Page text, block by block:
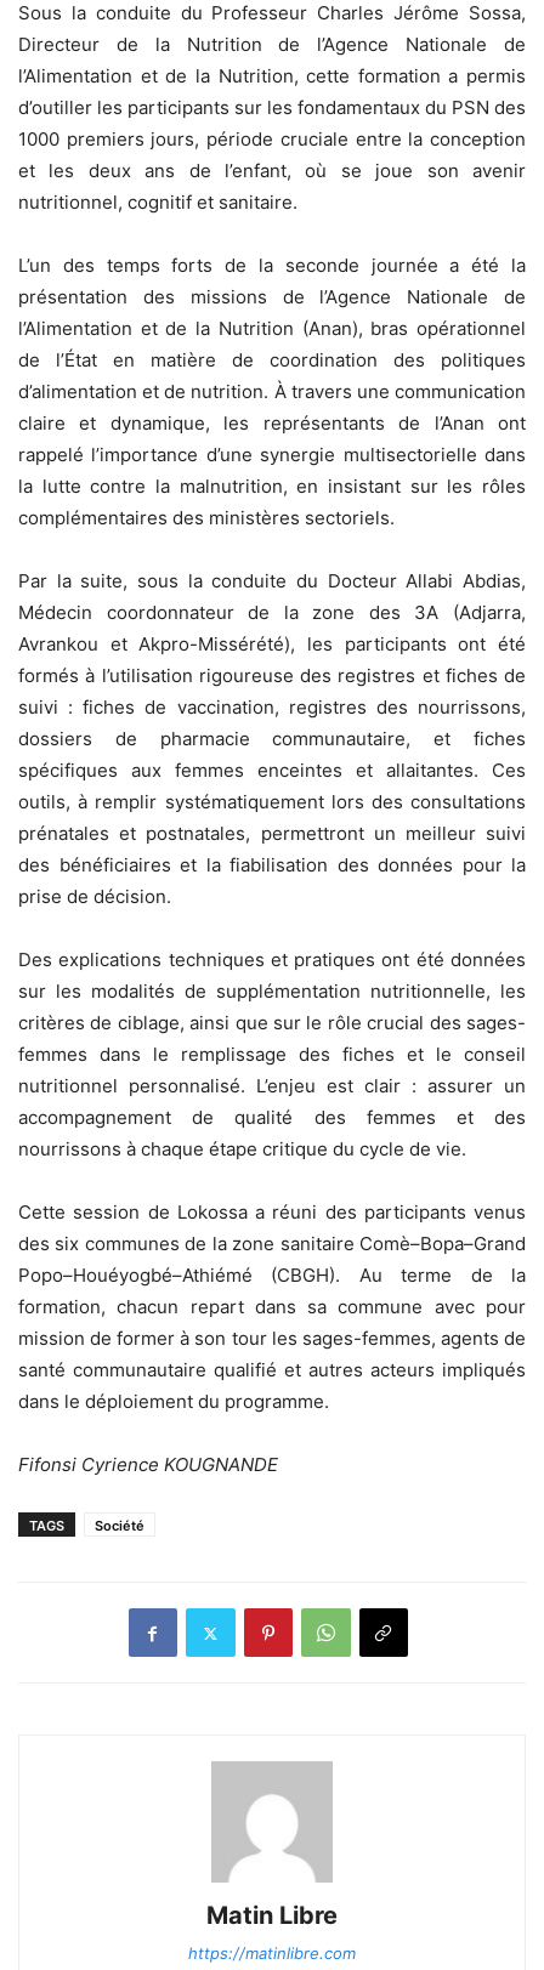
Sous la conduite du Professeur Charles Jérôme Sossa,
Directeur de la Nutrition de l’Agence Nationale de
l’Alimentation et de la Nutrition, cette formation a permis
d’outiller les participants sur les fondamentaux du PSN des
1000 premiers jours, période cruciale entre la conception
et les deux ans de l’enfant, où se joue son avenir
nutritionnel, cognitif et sanitaire.
L’un des temps forts de la seconde journée a été la
présentation des missions de l’Agence Nationale de
l’Alimentation et de la Nutrition (Anan), bras opérationnel
de l’État en matière de coordination des politiques
d’alimentation et de nutrition. À travers une communication
claire et dynamique, les représentants de l’Anan ont
rappelé l’importance d’une synergie multisectorielle dans
la lutte contre la malnutrition, en insistant sur les rôles
complémentaires des ministères sectoriels.
Par la suite, sous la conduite du Docteur Allabi Abdias,
Médecin coordonnateur de la zone des 3A (Adjarra,
Avrankou et Akpro-Missérété), les participants ont été
formés à l’utilisation rigoureuse des registres et fiches de
suivi : fiches de vaccination, registres des nourrissons,
dossiers de pharmacie communautaire, et fiches
spécifiques aux femmes enceintes et allaitantes. Ces
outils, à remplir systématiquement lors des consultations
prénatales et postnatales, permettront un meilleur suivi
des bénéficiaires et la fiabilisation des données pour la
prise de décision.
Des explications techniques et pratiques ont été données
sur les modalités de supplémentation nutritionnelle, les
critères de ciblage, ainsi que sur le rôle crucial des sages-
femmes dans le remplissage des fiches et le conseil
nutritionnel personnalisé. L’enjeu est clair : assurer un
accompagnement de qualité des femmes et des
nourrissons à chaque étape critique du cycle de vie.
Cette session de Lokossa a réuni des participants venus
des six communes de la zone sanitaire Comè–Bopa–Grand
Popo–Houéyogbé–Athiémé (CBGH). Au terme de la
formation, chacun repart dans sa commune avec pour
mission de former à son tour les sages-femmes, agents de
santé communautaire qualifié et autres acteurs impliqués
dans le déploiement du programme.
Fifonsi Cyrience KOUGNANDE
TAGS Société
Matin Libre
https://matinlibre.com